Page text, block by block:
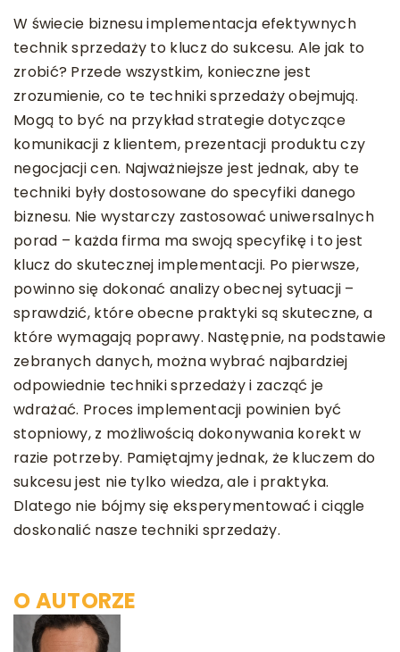
W świecie biznesu implementacja efektywnych
technik sprzedaży to klucz do sukcesu. Ale jak to
zrobić? Przede wszystkim, konieczne jest
zrozumienie, co te techniki sprzedaży obejmują.
Mogą to być na przykład strategie dotyczące
komunikacji z klientem, prezentacji produktu czy
negocjacji cen. Najważniejsze jest jednak, aby te
techniki były dostosowane do specyfiki danego
biznesu. Nie wystarczy zastosować uniwersalnych
porad – każda firma ma swoją specyfikę i to jest
klucz do skutecznej implementacji. Po pierwsze,
powinno się dokonać analizy obecnej sytuacji –
sprawdzić, które obecne praktyki są skuteczne, a
które wymagają poprawy. Następnie, na podstawie
zebranych danych, można wybrać najbardziej
odpowiednie techniki sprzedaży i zacząć je
wdrażać. Proces implementacji powinien być
stopniowy, z możliwością dokonywania korekt w
razie potrzeby. Pamiętajmy jednak, że kluczem do
sukcesu jest nie tylko wiedza, ale i praktyka.
Dlatego nie bójmy się eksperymentować i ciągle
doskonalić nasze techniki sprzedaży.
O AUTORZE